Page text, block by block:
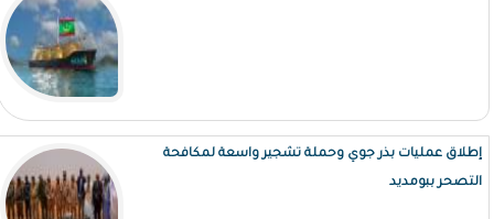
إطلاق عمليات بذر جوي وحملة تشجير واسعة لمكافحة
التصحر ببومديد